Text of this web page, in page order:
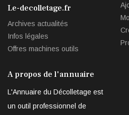
Le-decolletage.fr
Archives actualités
Infos légales
Offres machines outils
A propos de l'annuaire
L'Annuaire du Décolletage est
un outil professionnel de